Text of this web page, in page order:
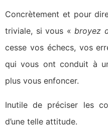
Concrètement et pour
triviale, si vous «broyez
cesse vos échecs, vos
qui vous ont conduit à
plus vous enfoncer.
Inutile de préciser les
d’une telle attitude.